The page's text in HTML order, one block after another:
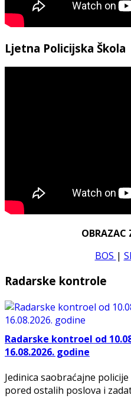
Ljetna Policijska Škola
OBRAZAC
BOS |
Radarske kontrole
Radarske kontroel od
16.08.2026. godine
Jedinica saobraćajne
pored ostalih poslova i